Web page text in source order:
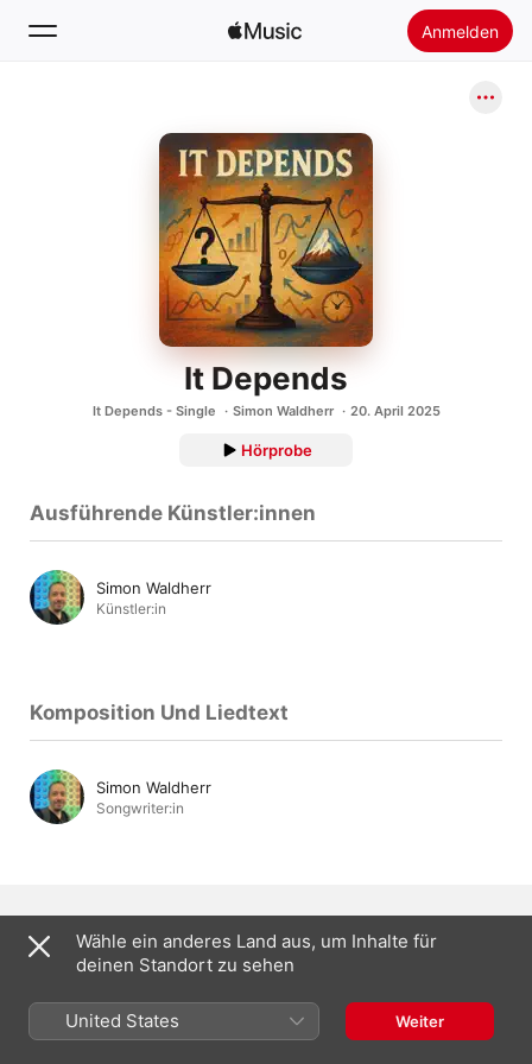
Anmelden
Apple Music installieren
It Depends
It Depends - Single Simon Waldherr 20. April 2025
Hörprobe
Ausführende Künstler:innen
Simon Waldherr
Künstler:in
Komposition Und Liedtext
Simon Waldherr
Songwriter:in
Mehr von Simon Waldherr
Wähle ein anderes Land aus, um Inhalte für
deinen Standort zu sehen
United States Weiter